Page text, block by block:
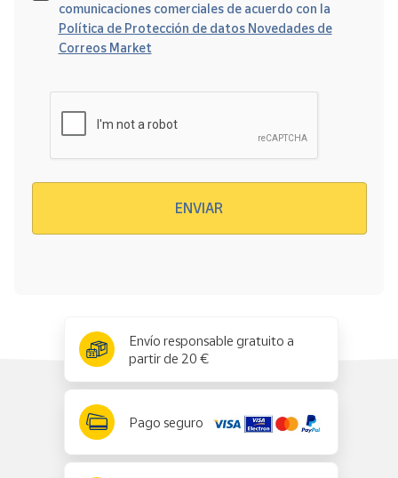
comunicaciones comerciales de acuerdo con la
Política de Protección de datos Novedades de
Correos Market
ENVIAR
Envío responsable gratuito a
partir de 20 €
Pago seguro